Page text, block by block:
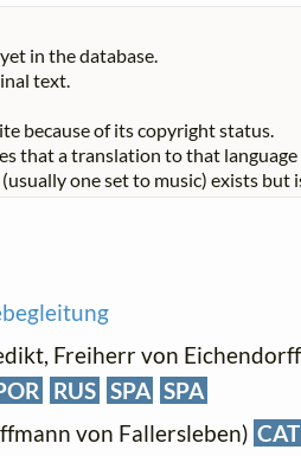
in the database.
text.
because of its copyright status.
that a translation to that language
one set to music) exists but
Freiherr von
RUS SPA SPA
von Fallersleben) CAT